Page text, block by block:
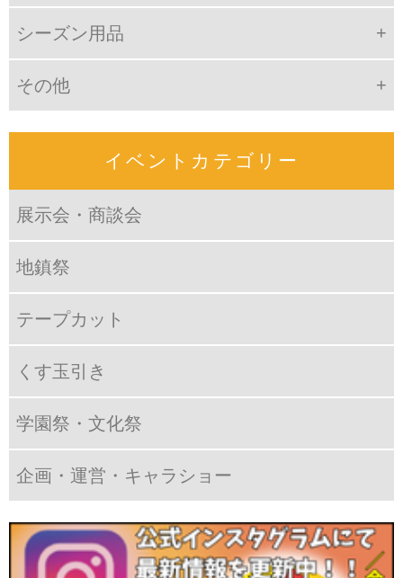
シーズン用品
その他
イベントカテゴリー
展示会・商談会
地鎮祭
テープカット
くす玉引き
学園祭・文化祭
企画・運営・キャラショー